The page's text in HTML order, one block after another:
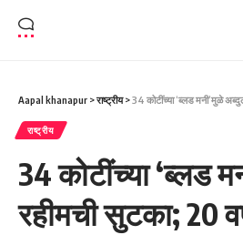
Aapal khanapur >राष्ट्रीय>34 कोटींच्या ‘ब्लड मनी’मुळे अब्दुल रहीमची सुटका; 20 वर्षांनंतर ईदच्या दिवशी मायदेशी
राष्ट्रीय
34 कोटींच्या ‘ब्लड
रहीमची सुटका; 20